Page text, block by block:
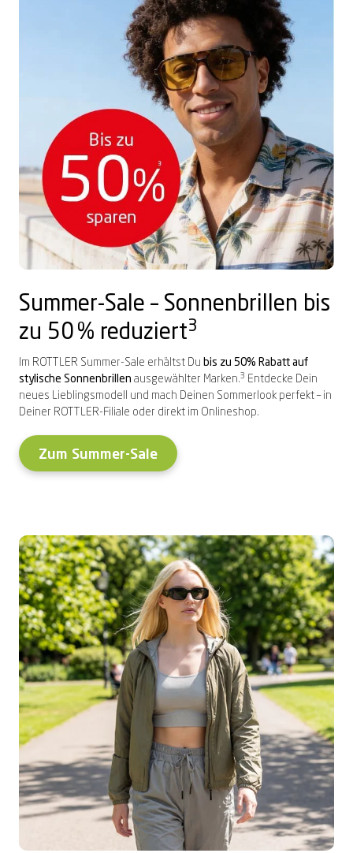
Summer-Sale – Sonnenbrillen bis
zu 50 % reduziert3
Im ROTTLER Summer-Sale erhältst Du bis zu 50% Rabatt auf
stylische Sonnenbrillen ausgewählter Marken.3 Entdecke Dein
neues Lieblingsmodell und mach Deinen Sommerlook perfekt – in
Deiner ROTTLER-Filiale oder direkt im Onlineshop.
Zum Summer-Sale